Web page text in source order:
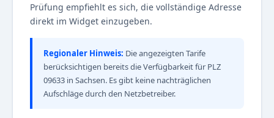
Prüfung empfiehlt es sich, die vollständige Adresse
direkt im Widget einzugeben.
Regionaler Hinweis: Die angezeigten Tarife
berücksichtigen bereits die Verfügbarkeit für PLZ
09633 in Sachsen. Es gibt keine nachträglichen
Aufschläge durch den Netzbetreiber.